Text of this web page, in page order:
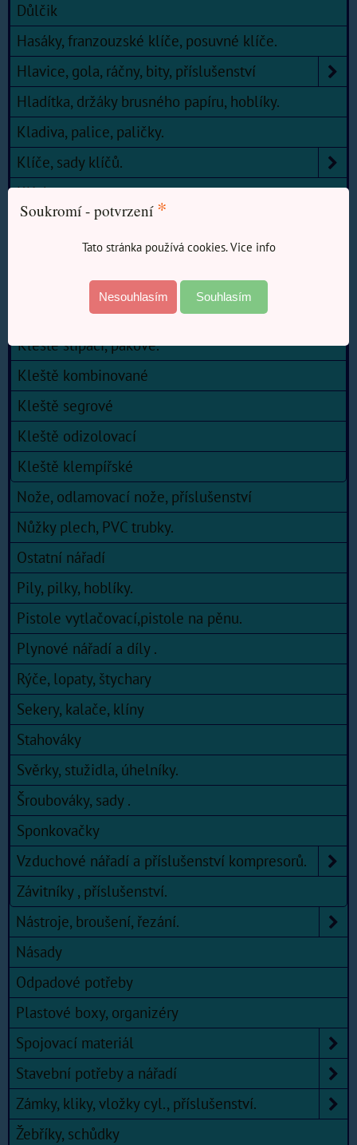
Důlčik
Hasáky, franzouzské klíče, posuvné klíče.
Hlavice, gola, ráčny, bity, příslušenství
Hladítka, držáky brusného papíru, hoblíky.
Kladiva, palice, paličky.
Klíče, sady klíčů.
Klínky
Kleště
Nýtovací kleště
Kleště ploché
Kleště štípací, pákové.
Kleště kombinované
Kleště segrové
Kleště odizolovací
Kleště klempířské
Nože, odlamovací nože, příslušenství
Nůžky plech, PVC trubky.
Ostatní nářadí
Pily, pilky, hoblíky.
Pistole vytlačovací,pistole na pěnu.
Plynové nářadí a díly .
Rýče, lopaty, štychary
Sekery, kalače, klíny
Stahováky
Svěrky, stužidla, úhelníky.
Šroubováky, sady .
Sponkovačky
Vzduchové nářadí a příslušenství kompresorů.
Závitníky , příslušenství.
Nástroje, broušení, řezání.
Násady
Odpadové potřeby
Plastové boxy, organizéry
Spojovací materiál
Stavební potřeby a nářadí
Zámky, kliky, vložky cyl., příslušenství.
Žebříky, schůdky
Soukromí - potvrzení *
Tato stránka používá cookies. Vice info
Nesouhlasím Souhlasím